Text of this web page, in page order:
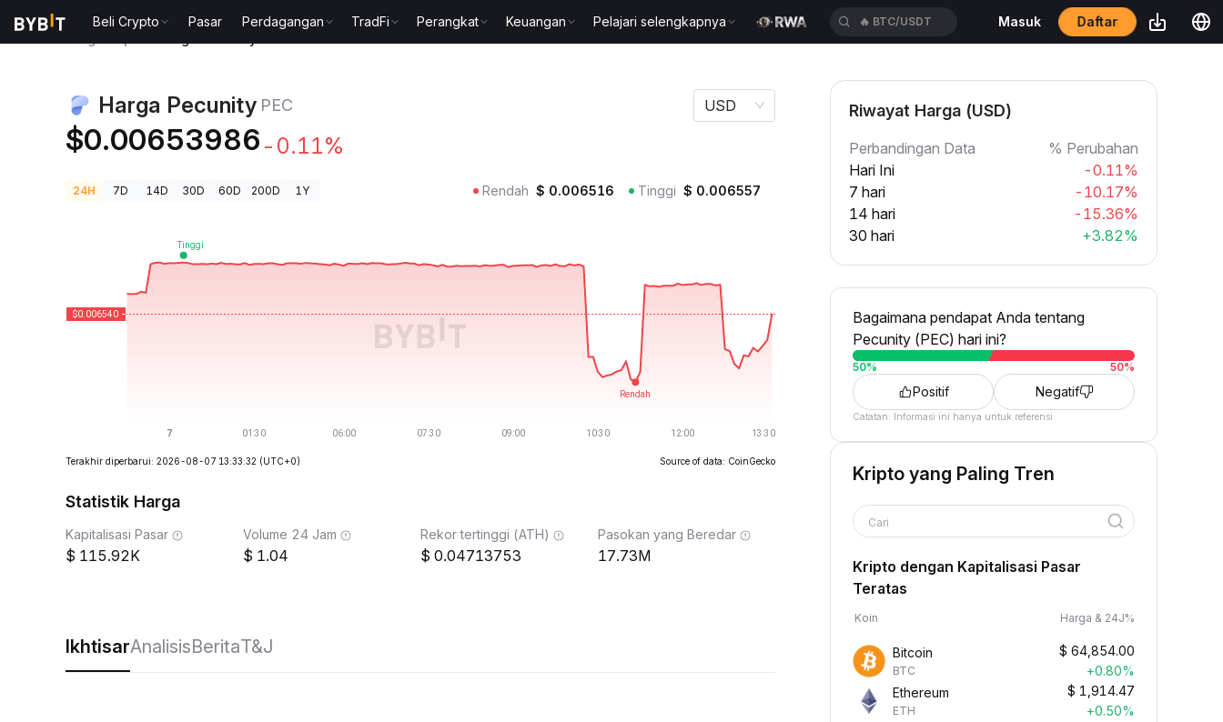
Beli Crypto Pasar Perdagangan TradFi Perangkat Keuangan Pelajari selengkapnya 🔥 BTC/USDT Masuk Daftar
Harga Pecunity PEC
$0.00653986 -0.11%
USD
24H 7D 14D 30D 60D 200D 1Y Rendah $ 0.006516 Tinggi $ 0.006557
Terakhir diperbarui: 2026-08-07 13:33:32 (UTC+0) Source of data: CoinGecko
Statistik Harga
Kapitalisasi Pasar
115.92K
Volume 24 Jam
1.04
Rekor tertinggi (ATH)
0.04713753
Pasokan yang Beredar
17.73M
IkhtisarAnalisisBeritaT&J
Riwayat Harga (USD)
Perbandingan Data
% Perubahan
Hari Ini
-0.11%
7 hari
-10.17%
14 hari
-15.36%
30 hari
+3.82%
Bagaimana pendapat Anda tentang
Pecunity (PEC) hari ini?
50% 50%
Positif Negatif
Catatan: Informasi ini hanya untuk referensi.
Kripto yang Paling Tren
Cari
Kripto dengan Kapitalisasi Pasar
Teratas
Koin Harga & 24J%
Bitcoin
BTC
$ 64,854.00
+0.80%
Ethereum
ETH
$ 1,914.47
+0.50%